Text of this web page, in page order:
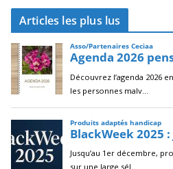
c
i
v
e
s
Articles les plus lus